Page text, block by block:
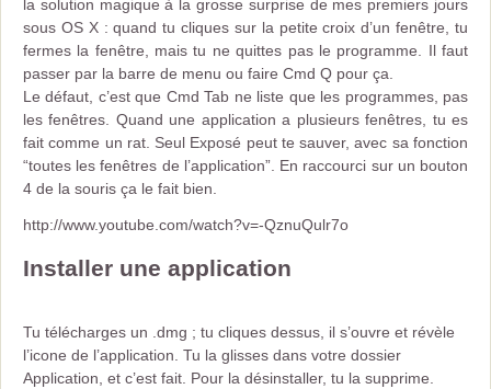
la solution magique à la grosse surprise de mes premiers jours
sous OS X : quand tu cliques sur la petite croix d’un fenêtre, tu
fermes la fenêtre, mais tu ne quittes pas le programme. Il faut
passer par la barre de menu ou faire Cmd Q pour ça.
Le défaut, c’est que Cmd Tab ne liste que les programmes, pas
les fenêtres. Quand une application a plusieurs fenêtres, tu es
fait comme un rat. Seul Exposé peut te sauver, avec sa fonction
“toutes les fenêtres de l’application”. En raccourci sur un bouton
4 de la souris ça le fait bien.
http://www.youtube.com/watch?v=-QznuQulr7o
Installer une application
Tu télécharges un .dmg ; tu cliques dessus, il s’ouvre et révèle
l’icone de l’application. Tu la glisses dans votre dossier
Application, et c’est fait. Pour la désinstaller, tu la supprime.